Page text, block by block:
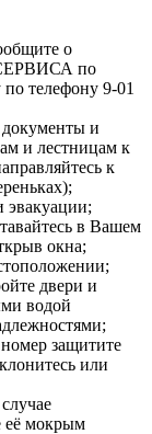
о
по
телефону 9-01
документы и
и лестницам к
к
эвакуации;
в Вашем
окна;
двери и
водой
защитите
или
её мокрым